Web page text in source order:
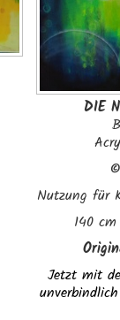
DIE
Nutzung für
140
Jetzt mit